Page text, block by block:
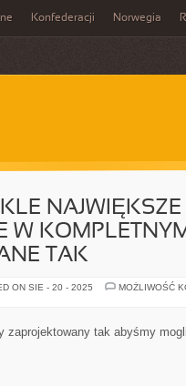
Konfederacji Norwegia
NAJWIĘKSZE
W
TAK
ON SIE - 20 - 2025
MOŻLIWOŚĆ
zaprojektowany tak abyśmy